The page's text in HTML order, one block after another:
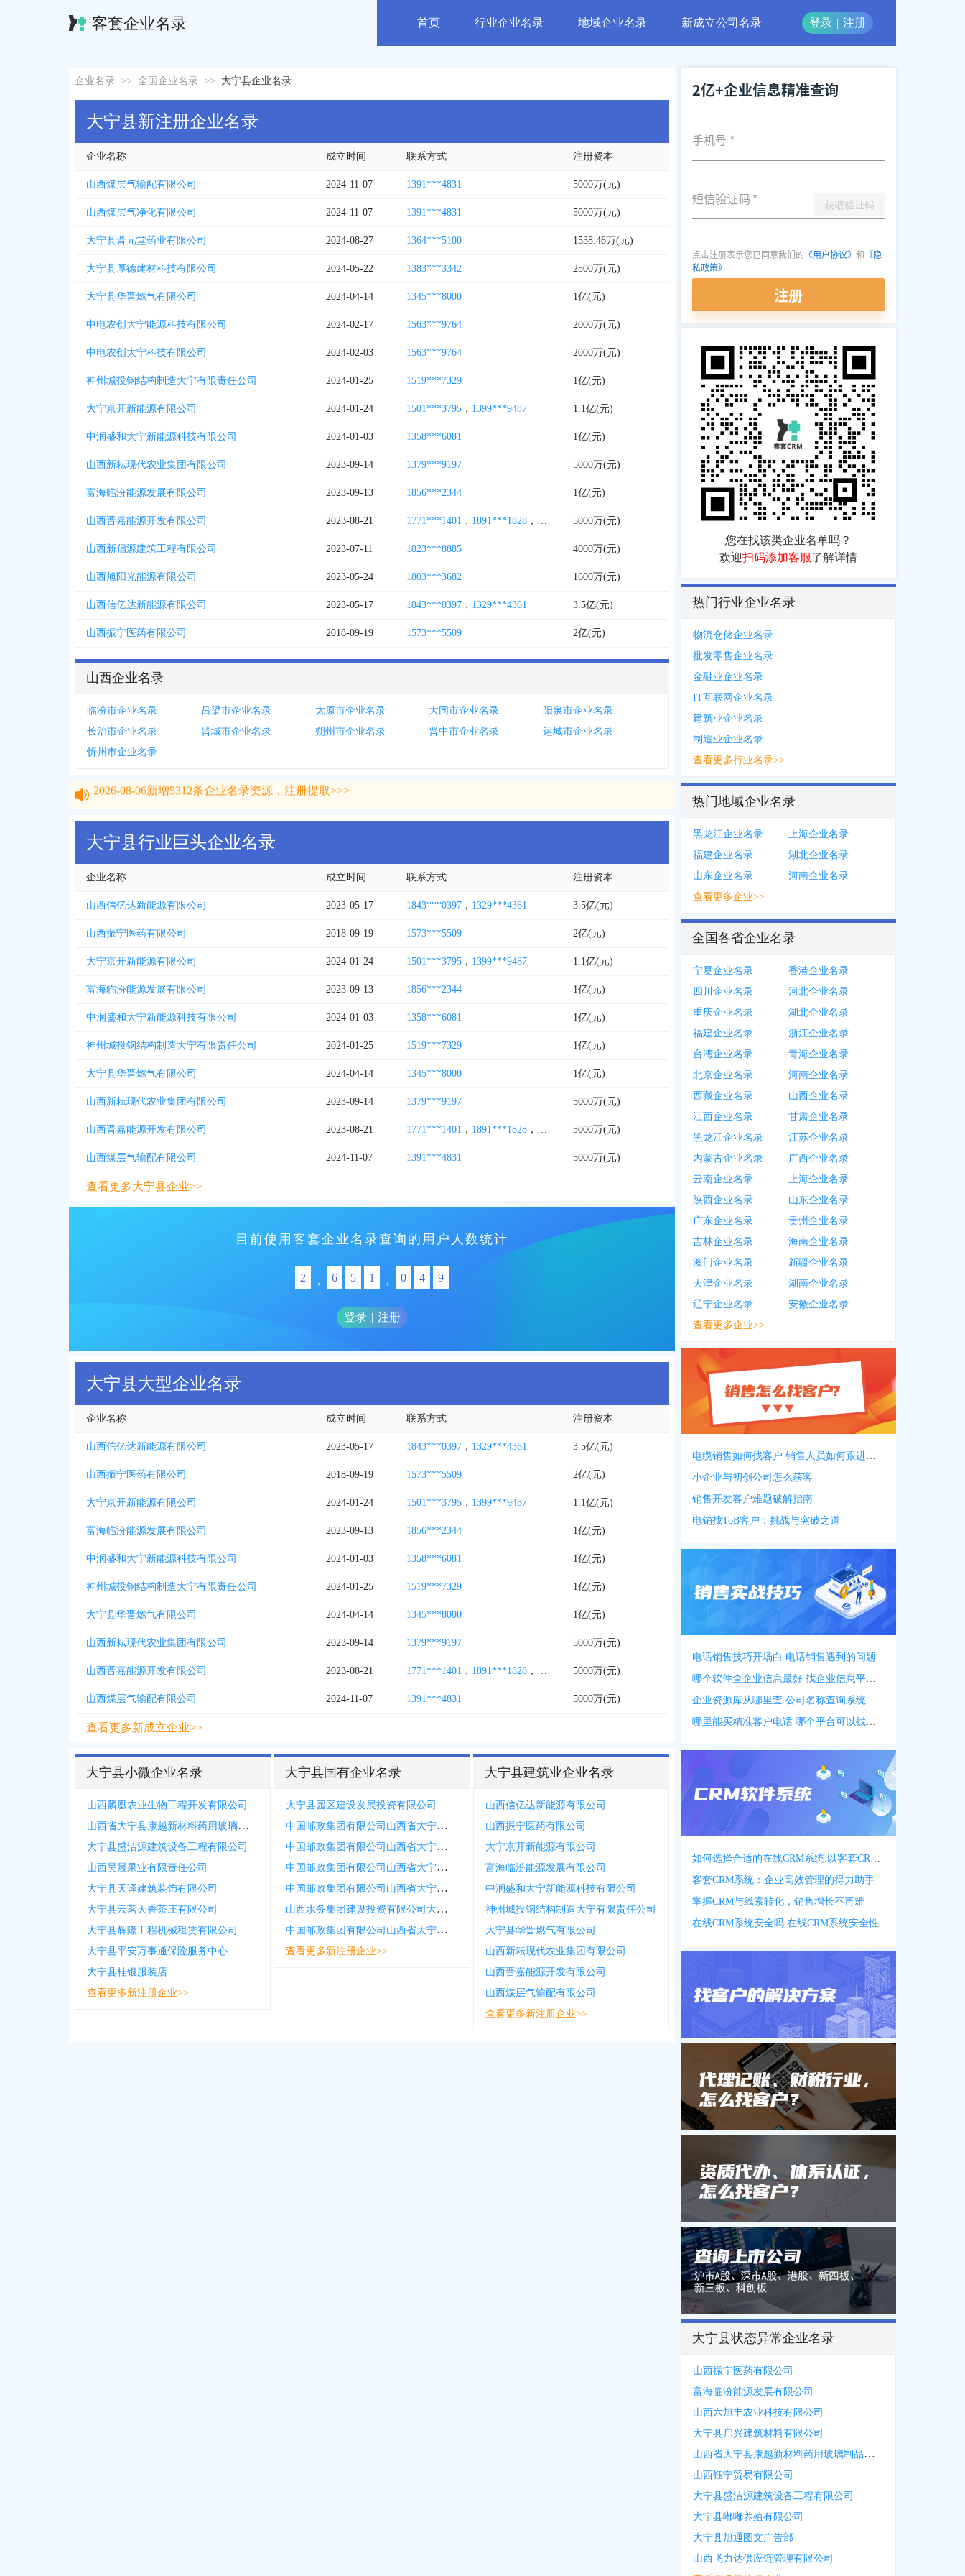
客套企业名录 首页 行业企业名录 地域企业名录 新成立公司名录 登录 | 注册
企业名录 >> 全国企业名录 >> 大宁县企业名录
大宁县新注册企业名录
企业名称 成立时间 联系方式 注册资本
山西煤层气输配有限公司 2024-11-07 1391***4831 5000万(元)
山西煤层气净化有限公司 2024-11-07 1391***4831 5000万(元)
大宁县晋元堂药业有限公司 2024-08-27 1364***5100 1538.46万(元)
大宁县厚德建材科技有限公司 2024-05-22 1383***3342 2500万(元)
大宁县华晋燃气有限公司 2024-04-14 1345***8000 1亿(元)
中电农创大宁能源科技有限公司 2024-02-17 1563***9764 2000万(元)
中电农创大宁科技有限公司 2024-02-03 1563***9764 2000万(元)
神州城投钢结构制造大宁有限责任公司 2024-01-25 1519***7329 1亿(元)
大宁京开新能源有限公司 2024-01-24 1501***3795 ， 1399***9487 1.1亿(元)
中润盛和大宁新能源科技有限公司 2024-01-03 1358***6081 1亿(元)
山西新耘现代农业集团有限公司 2023-09-14 1379***9197 5000万(元)
富海临汾能源发展有限公司 2023-09-13 1856***2344 1亿(元)
山西晋嘉能源开发有限公司 2023-08-21 1771***1401 ， 1891***1828 ， 1869***38555000万(元)
山西新倡源建筑工程有限公司 2023-07-11 1823***8885 4000万(元)
山西旭阳光能源有限公司 2023-05-24 1803***3682 1600万(元)
山西信亿达新能源有限公司 2023-05-17 1843***0397 ， 1329***4361 3.5亿(元)
山西振宁医药有限公司 2018-09-19 1573***5509 2亿(元)
山西企业名录
临汾市企业名录 吕梁市企业名录 太原市企业名录 大同市企业名录
阳泉市企业名录
长治市企业名录
晋城市企业名录 朔州市企业名录 晋中市企业名录
运城市企业名录
忻州市企业名录
大宁县行业巨头企业名录
企业名称 成立时间 联系方式 注册资本
山西信亿达新能源有限公司 2023-05-17 1843***0397 ， 1329***4361 3.5亿(元)
山西振宁医药有限公司 2018-09-19 1573***5509 2亿(元)
大宁京开新能源有限公司 2024-01-24 1501***3795 ， 1399***9487 1.1亿(元)
富海临汾能源发展有限公司 2023-09-13 1856***2344 1亿(元)
中润盛和大宁新能源科技有限公司 2024-01-03 1358***6081 1亿(元)
神州城投钢结构制造大宁有限责任公司 2024-01-25 1519***7329 1亿(元)
大宁县华晋燃气有限公司 2024-04-14 1345***8000 1亿(元)
山西新耘现代农业集团有限公司 2023-09-14 1379***9197 5000万(元)
山西晋嘉能源开发有限公司 2023-08-21 1771***1401 ， 1891***1828 ， 1869***38555000万(元)
山西煤层气输配有限公司 2024-11-07 1391***4831 5000万(元)
查看更多大宁县企业>>
目前使用客套企业名录查询的用户人数统计
2 , 6 5 1 , 0 4 9
登录 | 注册
大宁县大型企业名录
企业名称 成立时间 联系方式 注册资本
山西信亿达新能源有限公司 2023-05-17 1843***0397 ， 1329***4361 3.5亿(元)
山西振宁医药有限公司 2018-09-19 1573***5509 2亿(元)
大宁京开新能源有限公司 2024-01-24 1501***3795 ， 1399***9487 1.1亿(元)
富海临汾能源发展有限公司 2023-09-13 1856***2344 1亿(元)
中润盛和大宁新能源科技有限公司 2024-01-03 1358***6081 1亿(元)
神州城投钢结构制造大宁有限责任公司 2024-01-25 1519***7329 1亿(元)
大宁县华晋燃气有限公司 2024-04-14 1345***8000 1亿(元)
山西新耘现代农业集团有限公司 2023-09-14 1379***9197 5000万(元)
山西晋嘉能源开发有限公司 2023-08-21 1771***1401 ， 1891***1828 ， 1869***38555000万(元)
山西煤层气输配有限公司 2024-11-07 1391***4831 5000万(元)
查看更多新成立企业>>
大宁县小微企业名录
山西麟凰农业生物工程开发有限公司
山西省大宁县康越新材料药用玻璃制品有限公司
大宁县盛洁源建筑设备工程有限公司
山西昊晨果业有限责任公司
大宁县天译建筑装饰有限公司
大宁县云茗天香茶庄有限公司
大宁县辉隆工程机械租赁有限公司
大宁县平安万事通保险服务中心
大宁县桂银服装店
查看更多新注册企业>>
大宁县国有企业名录
大宁县园区建设发展投资有限公司
中国邮政集团有限公司山西省大宁县分公司曲峨邮政所
中国邮政集团有限公司山西省大宁县分公司太德邮政所
中国邮政集团有限公司山西省大宁县分公司徐家垛邮政所
中国邮政集团有限公司山西省大宁县分公司太古邮政所
山西水务集团建设投资有限公司大宁县分公司
中国邮政集团有限公司山西省大宁县分公司三多邮政所
查看更多新注册企业>>
大宁县建筑业企业名录
山西信亿达新能源有限公司
山西振宁医药有限公司
大宁京开新能源有限公司
富海临汾能源发展有限公司
中润盛和大宁新能源科技有限公司
神州城投钢结构制造大宁有限责任公司
大宁县华晋燃气有限公司
山西新耘现代农业集团有限公司
山西晋嘉能源开发有限公司
山西煤层气输配有限公司
查看更多新注册企业>>
2亿+企业信息精准查询
手机号 *
短信验证码 * 获取验证码
点击注册表示您已同意我们的 《用户协议》 和 《隐
私政策》
注册
您在找该类企业名单吗？
欢迎扫码添加客服了解详情
热门行业企业名录
物流仓储企业名录
批发零售企业名录
金融业企业名录
IT互联网企业名录
建筑业企业名录
制造业企业名录
查看更多行业名录>>
热门地域企业名录
黑龙江企业名录
上海企业名录
福建企业名录
湖北企业名录
山东企业名录
河南企业名录
查看更多企业>>
全国各省企业名录
宁夏企业名录
香港企业名录
四川企业名录
河北企业名录
重庆企业名录
湖北企业名录
福建企业名录
浙江企业名录
台湾企业名录
青海企业名录
北京企业名录
河南企业名录
西藏企业名录
山西企业名录
江西企业名录
甘肃企业名录
黑龙江企业名录
江苏企业名录
内蒙古企业名录
广西企业名录
云南企业名录
上海企业名录
陕西企业名录
山东企业名录
广东企业名录
贵州企业名录
吉林企业名录
海南企业名录
澳门企业名录
新疆企业名录
天津企业名录
湖南企业名录
辽宁企业名录
安徽企业名录
查看更多企业>>
电缆销售如何找客户 销售人员如何跟进客户
小企业与初创公司怎么获客
销售开发客户难题破解指南
电销找ToB客户：挑战与突破之道
电话销售技巧开场白 电话销售遇到的问题
哪个软件查企业信息最好 找企业信息平台 app
企业资源库从哪里查 公司名称查询系统
哪里能买精准客户电话 哪个平台可以找客户资源
如何选择合适的在线CRM系统:以客套CRM系统为例
客套CRM系统：企业高效管理的得力助手
掌握CRM与线索转化，销售增长不再难
在线CRM系统安全吗 在线CRM系统安全性
大宁县状态异常企业名录
山西振宁医药有限公司
富海临汾能源发展有限公司
山西六旭丰农业科技有限公司
大宁县启兴建筑材料有限公司
山西省大宁县康越新材料药用玻璃制品有限公司
山西钰宁贸易有限公司
大宁县盛洁源建筑设备工程有限公司
大宁县嘟嘟养殖有限公司
大宁县旭通图文广告部
山西飞力达供应链管理有限公司